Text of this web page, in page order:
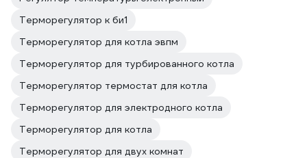
Терморегулятор к би1
Терморегулятор для котла эвпм
Терморегулятор для турбированного котла
Терморегулятор термостат для котла
Терморегулятор для электродного котла
Терморегулятор для котла
Терморегулятор для двух комнат